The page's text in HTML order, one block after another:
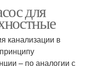
для
канализации в
– по аналогии с